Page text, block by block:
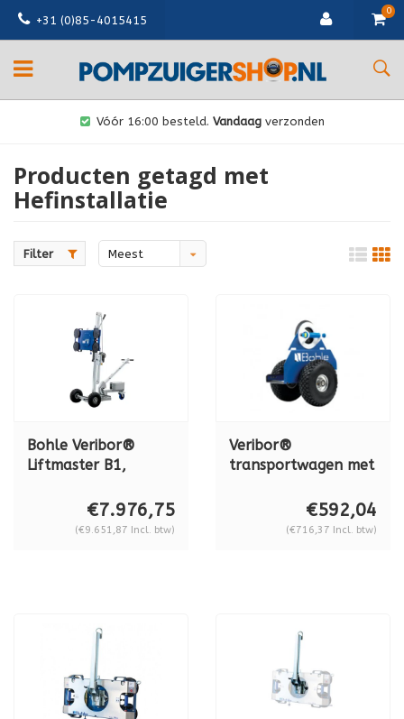
+31 (0)85-4015415
0
Vóór 16:00 besteld. Vandaag verzonden
Producten getagd met
Hefinstallatie
Filter
Meest
Bohle Veribor®
Liftmaster B1,
kg. BO 88.25€7.976,75
(€9.651,87 Incl. btw)
Veribor®
transportwagen met
pompzuiger BO€592,04
(€716,37 Incl. btw)